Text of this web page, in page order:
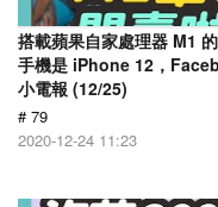
搭載蘋果自家處理器 M1
手機是 iPhone 12，
小電報 (12/25)
# 79
2020-12-24 11:23